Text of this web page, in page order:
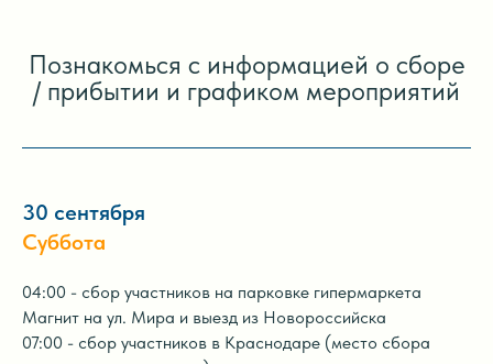
Познакомься с информацией о сборе
/ прибытии и графиком мероприятий
30 сентября
Суббота
04:00 - сбор участников на парковке гипермаркета
Магнит на ул. Мира и выезд из Новороссийска
07:00 - сбор участников в Краснодаре (место сбора